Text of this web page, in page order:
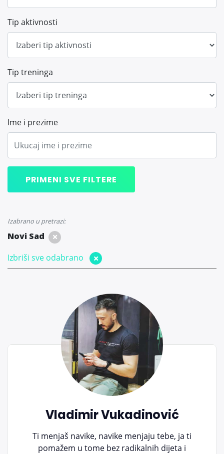
Tip aktivnosti
Tip treninga
Ime i prezime
PRIMENI SVE FILTERE
Izabrano u pretrazi:
Novi Sad
Izbriši sve odabrano
Vladimir Vukadinović
Ti menjaš navike, navike menjaju tebe, ja ti
pomažem u tome bez radikalnih dijeta i